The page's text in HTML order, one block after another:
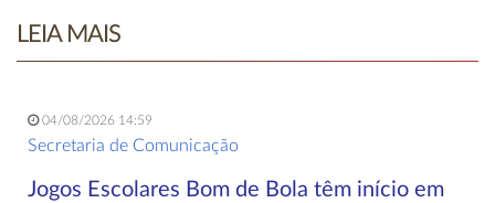
LEIA MAIS
04/08/2026 14:59
Secretaria de Comunicação
Jogos Escolares Bom de Bola têm início em